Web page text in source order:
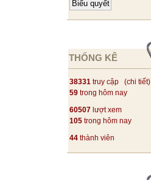
THỐNG KÊ
38331 truy cập (chi tiết)
59 trong hôm nay
60507 lượt xem
105 trong hôm nay
44 thành viên